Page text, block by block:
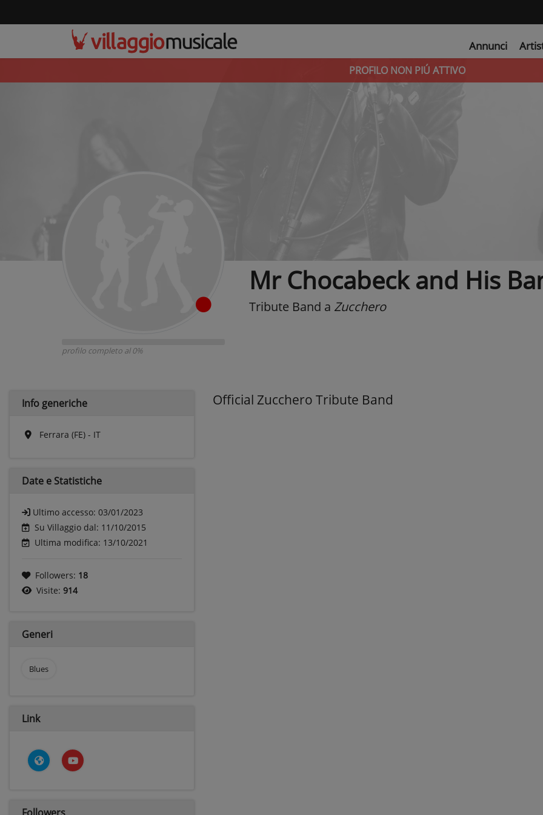
Annunci
PROFILO NON PIÚ ATTIVO
profilo completo al 0%
Mr Chocabeck and His
Tribute Band a Zucchero
Info generiche
Ferrara (FE) - IT
Date e Statistiche
Ultimo accesso: 03/01/2023
Su Villaggio dal: 11/10/2015
Ultima modifica: 13/10/2021
Followers: 18
Visite: 914
Generi
Blues
Link
Official Zucchero Tribute Band